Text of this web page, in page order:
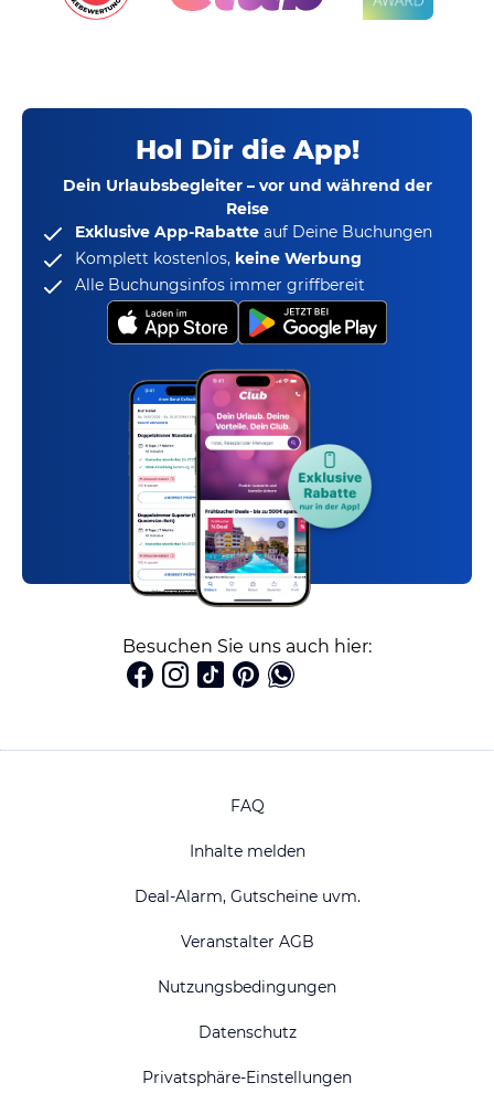
Hol Dir die App!
Dein Urlaubsbegleiter – vor und während der
Reise
Exklusive App-Rabatte auf Deine Buchungen
Komplett kostenlos, keine Werbung
Alle Buchungsinfos immer griffbereit
Besuchen Sie uns auch hier:
FAQ
Inhalte melden
Deal-Alarm, Gutscheine uvm.
Veranstalter AGB
Nutzungsbedingungen
Datenschutz
Privatsphäre-Einstellungen